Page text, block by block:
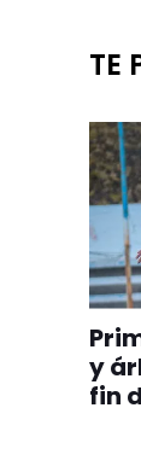
TE
y
fin